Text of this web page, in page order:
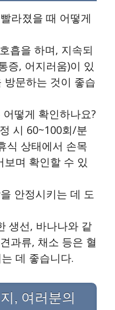
라졌을 때 어떻게
흡을 하며, 지속되
증, 어지러움)이 있
방문하는 것이 좋습
떻게 확인하나요?
시 60~100회/분
식 상태에서 손목
보며 확인할 수 있
안정시키는 데 도
생선, 바나나와 같
과류, 채소 등은 혈
데 좋습니다.
, 여러분의